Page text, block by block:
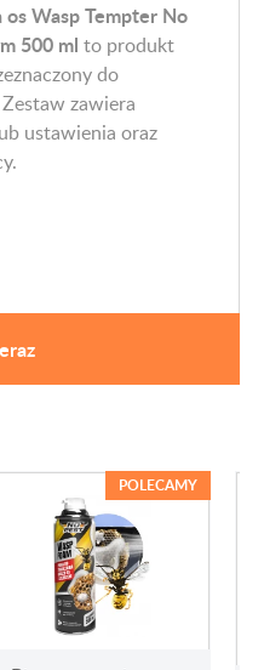
os Wasp Tempter No
500 ml to produkt
do
zawiera
ustawienia oraz
POLECAMY